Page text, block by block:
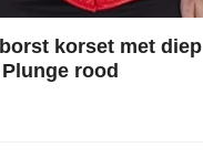
korset met diep
rood